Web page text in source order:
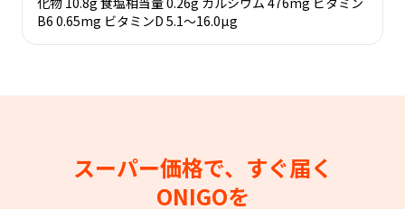
B6 0.65mg ビタミンD 5.1～16.0µg
スーパー価格で、すぐ届く
ONIGOを